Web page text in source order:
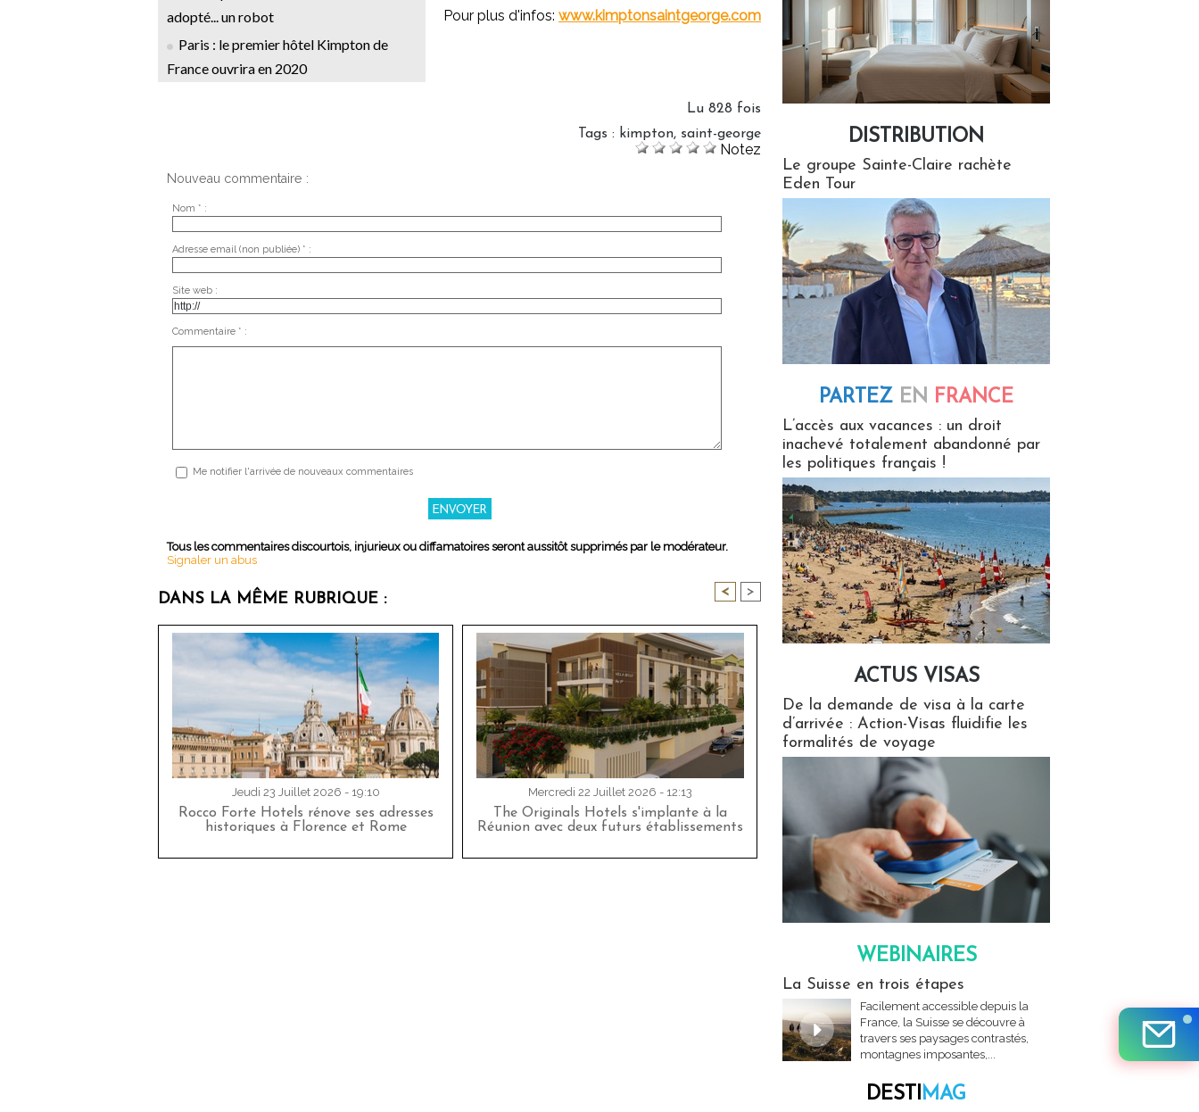
adopté... un robot
Paris : le premier hôtel Kimpton de
France ouvrira en 2020
Pour plus d'infos: www.kimptonsaintgeorge.com
Lu 828 fois
Tags : kimpton, saint-george
Notez
Nouveau commentaire :
Nom * :
Adresse email (non publiée) * :
Site web :
Commentaire * :
Me notifier l'arrivée de nouveaux commentaires
Tous les commentaires discourtois, injurieux ou diffamatoires seront aussitôt supprimés par le modérateur.
Signaler un abus
DANS LA MÊME RUBRIQUE : < >
Jeudi 23 Juillet 2026 - 19:10
Rocco Forte Hotels rénove ses adresses
historiques à Florence et Rome
Mercredi 22 Juillet 2026 - 12:13
The Originals Hotels s'implante à la
Réunion avec deux futurs établissements
DISTRIBUTION
Le groupe Sainte-Claire rachète
Eden Tour
PARTEZ EN FRANCE
L’accès aux vacances : un droit
inachevé totalement abandonné par
les politiques français !
ACTUS VISAS
De la demande de visa à la carte
d’arrivée : Action-Visas fluidifie les
formalités de voyage
WEBINAIRES
La Suisse en trois étapes
Facilement accessible depuis la
France, la Suisse se découvre à
travers ses paysages contrastés,
montagnes imposantes,...
DESTIMAG